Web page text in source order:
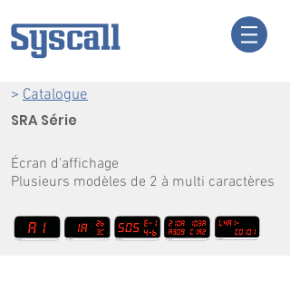
> Catalogue
SRA Série
Écran d'affichage
Plusieurs modèles de 2 à multi caractères